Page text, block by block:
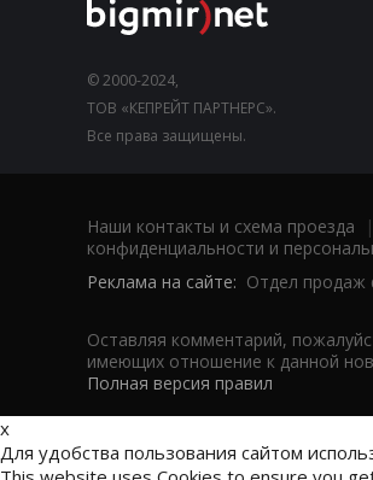
© 2000-2024,
ТОВ «КЕПРЕЙТ ПАРТНЕРС».
Все права защищены.
Наши контакты и схема проезда |
конфиденциальности и
Реклама на сайте: Отдел продаж
Оставляя комментарий,
имеющих отношение к данной
Полная версия правил
x
Для удобства пользования сайтом